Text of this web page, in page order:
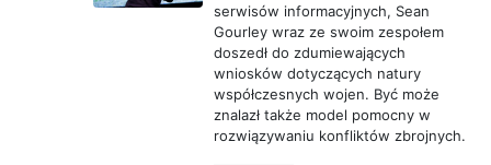
serwisów informacyjnych, Sean
Gourley wraz ze swoim zespołem
doszedł do zdumiewających
wniosków dotyczących natury
współczesnych wojen. Być może
znalazł także model pomocny w
rozwiązywaniu konfliktów zbrojnych.